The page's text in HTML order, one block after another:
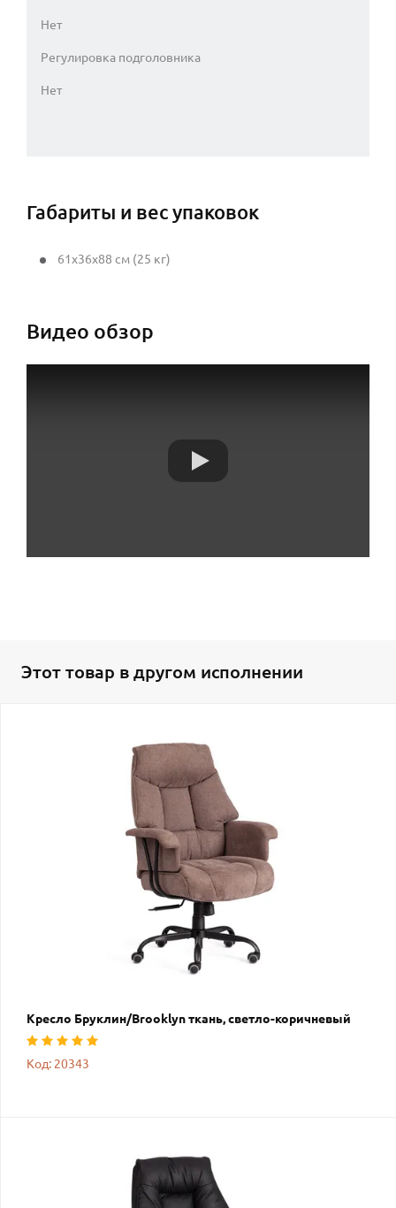
Нет
Регулировка подголовника
Нет
Габариты и вес упаковок
61x36x88 см (25 кг)
Видео обзор
Этот товар в другом исполнении
Кресло Бруклин/Brooklyn ткань, светло-коричневый
Код: 20343